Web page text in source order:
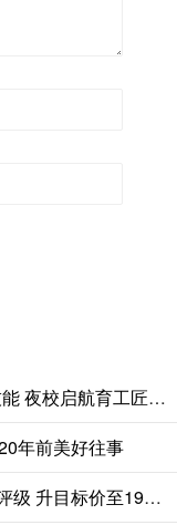
聚宝盆配资 【匠艺·赋能】产改赋能强技能 夜校启航育工匠 —— 石首市企业 “职工夜校” 开班
年前美好往事
万象配资 花旗：维持阿里巴巴-W“买入”评级 升目标价至199港元